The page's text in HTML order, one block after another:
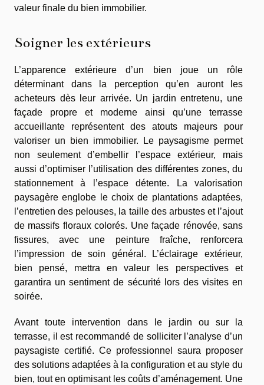
valeur finale du bien immobilier.
Soigner les extérieurs
L’apparence extérieure d’un bien joue un rôle
déterminant dans la perception qu’en auront les
acheteurs dès leur arrivée. Un jardin entretenu, une
façade propre et moderne ainsi qu’une terrasse
accueillante représentent des atouts majeurs pour
valoriser un bien immobilier. Le paysagisme permet
non seulement d’embellir l’espace extérieur, mais
aussi d’optimiser l’utilisation des différentes zones, du
stationnement à l’espace détente. La valorisation
paysagère englobe le choix de plantations adaptées,
l’entretien des pelouses, la taille des arbustes et l’ajout
de massifs floraux colorés. Une façade rénovée, sans
fissures, avec une peinture fraîche, renforcera
l’impression de soin général. L’éclairage extérieur,
bien pensé, mettra en valeur les perspectives et
garantira un sentiment de sécurité lors des visites en
soirée.
Avant toute intervention dans le jardin ou sur la
terrasse, il est recommandé de solliciter l’analyse d’un
paysagiste certifié. Ce professionnel saura proposer
des solutions adaptées à la configuration et au style du
bien, tout en optimisant les coûts d’aménagement. Une